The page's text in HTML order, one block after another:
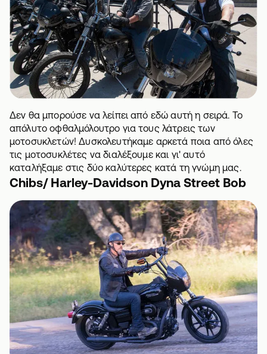
Δεν θα μπορούσε να λείπει από εδώ αυτή η σειρά. Το
απόλυτο οφθαλμόλουτρο για τους λάτρεις των
μοτοσυκλετών! Δυσκολευτήκαμε αρκετά ποια από όλες
τις μοτοσυκλέτες να διαλέξουμε και γι' αυτό
καταλήξαμε στις δύο καλύτερες κατά τη γνώμη μας.
Chibs/ Harley-Davidson Dyna Street Bob